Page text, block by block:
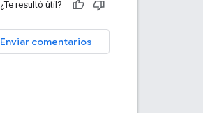
¿Te resultó útil?
Enviar comentarios